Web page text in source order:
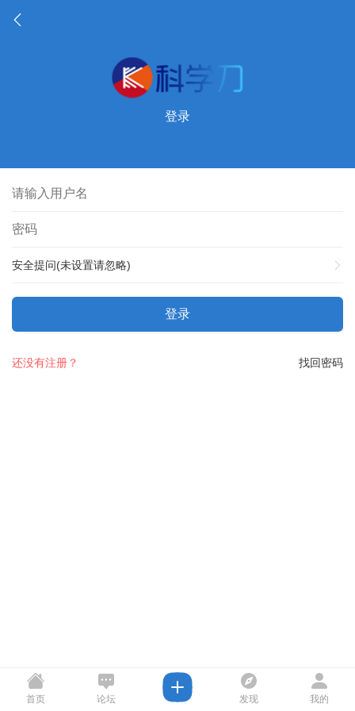
登录
安全提问(未设置请忽略)
登录
找回密码
还没有注册？
首页 论坛 发现 我的